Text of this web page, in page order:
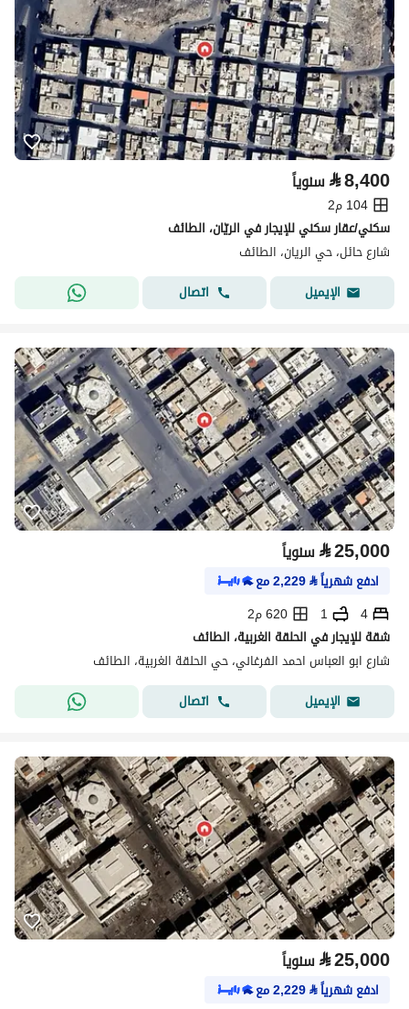
⃁8,400 سنوياً
104 م2
سكني/عقار سكني للإيجار في الريّان، الطائف
شارع حائل، حي الريان، الطائف
الإيميل
اتصال
⃁25,000 سنوياً
ادفع شهرياً⃁
2,229مع
4
1
620 م2
شقة للإيجار في الحلقة الغربية، الطائف
شارع ابو العباس احمد الفرغاني، حي الحلقة الغربية، الطائف
الإيميل
اتصال
⃁25,000 سنوياً
ادفع شهرياً⃁
2,229مع